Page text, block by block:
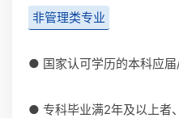
非管理类专业
● 国家认可学历的本科应
● 专科毕业满2年及以上者